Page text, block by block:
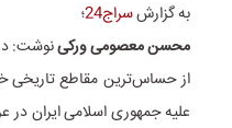
به گزارشسراج24
محسن معصومی ورکینوشت:
از حساس‌ترین مقاطع تاریخی
علیه جمهوری اسلامی ایران